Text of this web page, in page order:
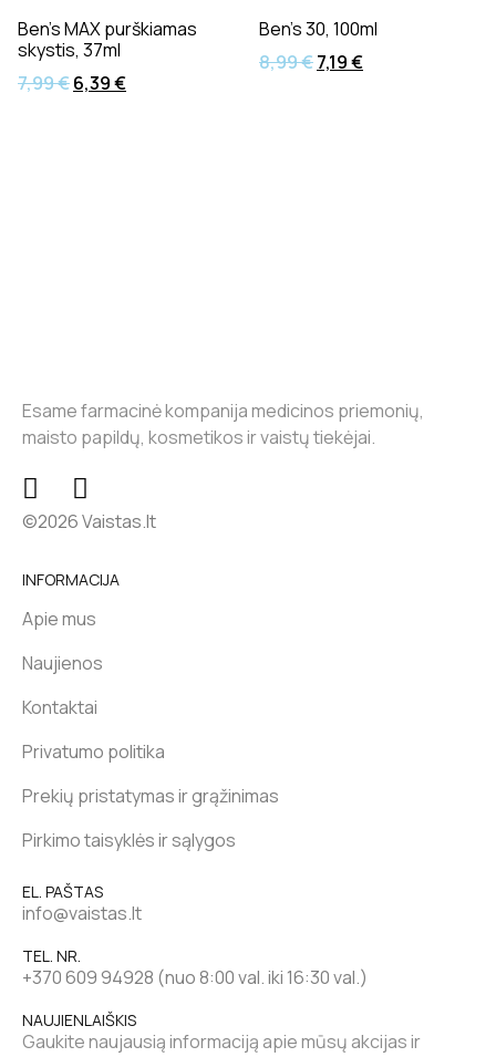
Ben’s MAX purškiamas
skystis, 37ml
7,99€6,39€
Ben’s 30, 100ml
8,99€7,19€
Esame farmacinė kompanija medicinos priemonių,
maisto papildų, kosmetikos ir vaistų tiekėjai.
©2026 Vaistas.lt
INFORMACIJA
Apie mus
Naujienos
Kontaktai
Privatumo politika
Prekių pristatymas ir grąžinimas
Pirkimo taisyklės ir sąlygos
EL. PAŠTAS
info@vaistas.lt
TEL. NR.
+370 609 94928 (nuo 8:00 val. iki 16:30 val.)
NAUJIENLAIŠKIS
Gaukite naujausią informaciją apie mūsų akcijas ir